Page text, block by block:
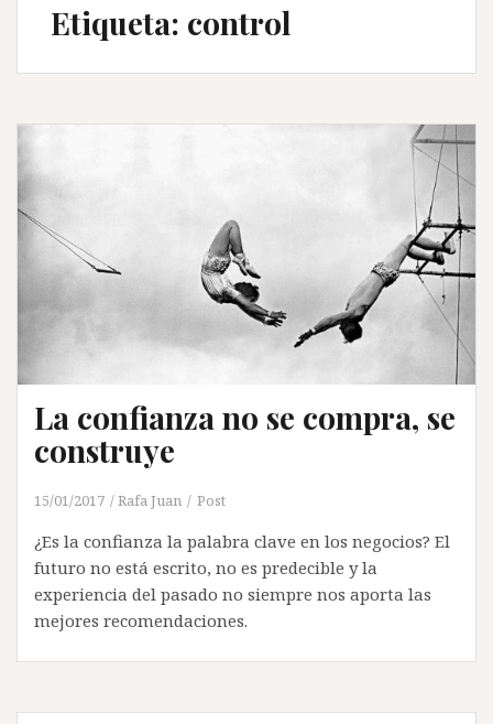
Etiqueta: control
La confianza no se compra, se
construye
15/01/2017 Rafa Juan Post
¿Es la confianza la palabra clave en los negocios? El
futuro no está escrito, no es predecible y la
experiencia del pasado no siempre nos aporta las
mejores recomendaciones.